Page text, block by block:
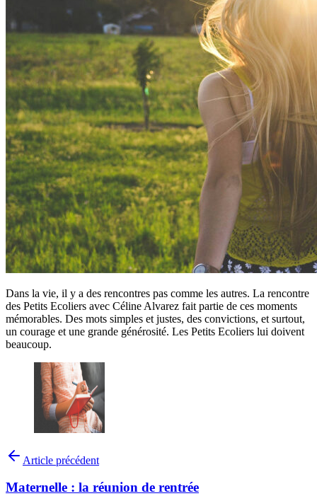
Dans la vie, il y a des rencontres pas comme les autres. La rencontre
des Petits Ecoliers avec Céline Alvarez fait partie de ces moments
mémorables. Des mots simples et justes, des convictions, et surtout,
un courage et une grande générosité. Les Petits Ecoliers lui doivent
beaucoup.
Article précédent
Maternelle : la réunion de rentrée